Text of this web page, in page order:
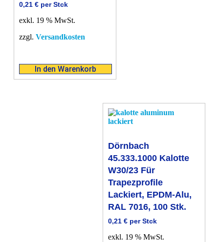
0,21 € per Stck
exkl. 19 % MwSt.
zzgl. Versandkosten
In den Warenkorb
Dörnbach
45.333.1000 Kalotte
W30/23 Für
Trapezprofile
Lackiert, EPDM-Alu,
RAL 7016, 100 Stk.
0,21 € per Stck
exkl. 19 % MwSt.